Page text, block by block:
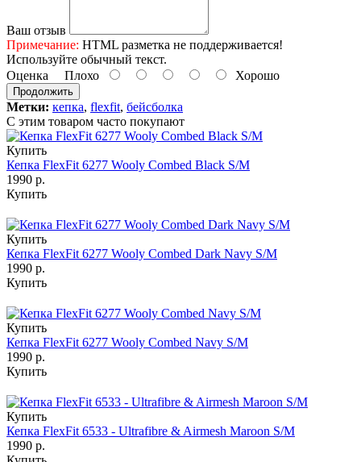
Ваш отзыв
Примечание: HTML разметка не поддерживается!
Используйте обычный текст.
Оценка Плохо Хорошо
Продолжить
Метки: кепка, flexfit, бейсболка
С этим товаром часто покупают
Купить
Кепка FlexFit 6277 Wooly Combed Black S/M
1990 р.
Купить
Купить
Кепка FlexFit 6277 Wooly Combed Dark Navy S/M
1990 р.
Купить
Купить
Кепка FlexFit 6277 Wooly Combed Navy S/M
1990 р.
Купить
Купить
Кепка FlexFit 6533 - Ultrafibre & Airmesh Maroon S/M
1990 р.